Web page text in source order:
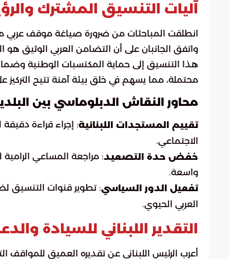
آليات التنسيق المشترك
انطلقت المباحثات من ضرورة صياغة موقف عربي
واتفق الجانبان على أن التضامن العربي الوثيق
هذا التنسيق إلى حماية المكتسبات الوطنية
محتملة، مما يسهم في خلق بيئة آمنة تتيح التركيز
محاور النقاش الدبلوماسي بين
تقييم المستجدات اللبنانية: إجراء قراءة دقيقة
الاجتماعي.
خفض حدة التصعيد: مراجعة المساعي الرامية
واسعة.
تفعيل الدور السياسي: تطوير قنوات التنسيق
العربي الحيوي.
التقدير اللبناني للسيادة
أعرب الرئيس اللبناني عن تقديره العميق للمواقف